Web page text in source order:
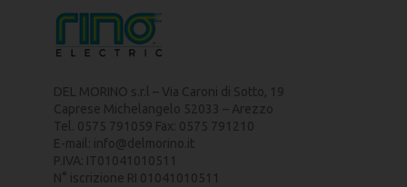
DEL MORINO s.r.l – Via Caroni di Sotto, 19
Caprese Michelangelo 52033 – Arezzo
Tel. 0575 791059 Fax: 0575 791210
E-mail: info@delmorino.it
P.IVA: IT01041010511
N° iscrizione RI 01041010511